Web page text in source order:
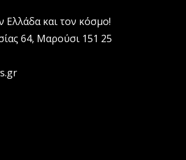
Ελλάδα και τον κόσμο!
64, Μαρούσι 151 25